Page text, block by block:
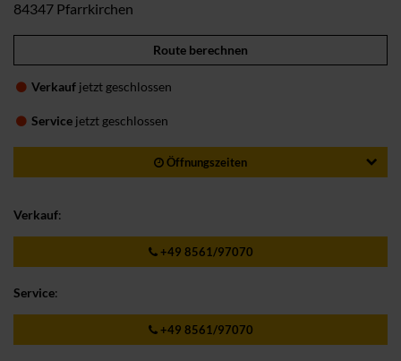
84347 Pfarrkirchen
Route berechnen
Verkauf jetzt geschlossen
Service jetzt geschlossen
Öffnungszeiten
Verkauf:
+49 8561/97070
Service:
+49 8561/97070